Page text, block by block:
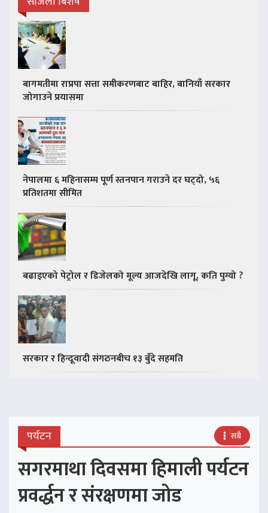
बागमतीमा राप्रपा सत्ता समीकरणबाट बाहिर, बानियाँ सरकार
जोगाउने प्रयासमा
नेपालमा ६ महिनासम्म पूर्ण स्तनपान गराउने दर घट्दो, ५६
प्रतिशतमा सीमित
बढाइएको पेट्रोल र डिजेलको मूल्य आजदेखि लागू, कति पुग्यो ?
सरकार र हिन्दूवादी संगठनबीच १३ बुँदे सहमति
पर्यटन सबै
सगरमाथा दिवसमा हिमाली पर्यटन
प्रवर्द्धन र संरक्षणमा जोड